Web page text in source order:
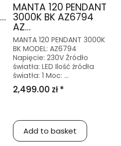
MANTA 120 PENDANT
3000K BK AZ6794
AZ...
MANTA 120 PENDANT 3000K
BK MODEL: AZ6794
Napięcie: 230V Źródło
światła: LED Ilość źródła
światła: 1 Moc: ...
2,499.00 zł *
Add to basket